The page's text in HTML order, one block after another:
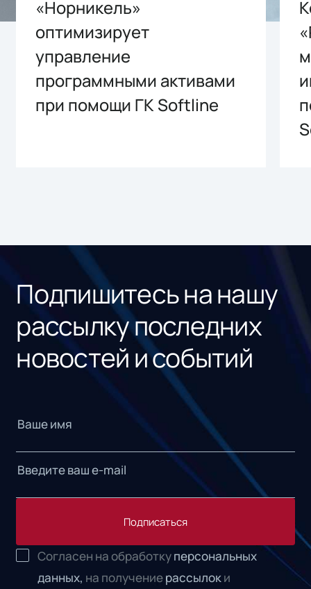
«Норникель»
оптимизирует
управление
программными активами
при помощи ГК Softline
Подпишитесь на нашу
рассылку последних
новостей и событий
Подписаться
Согласен на обработкуперсональных
данных, на получениерассылоки